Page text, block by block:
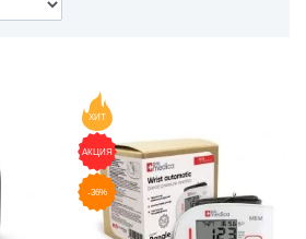
ХИТ
АКЦИЯ
-36%